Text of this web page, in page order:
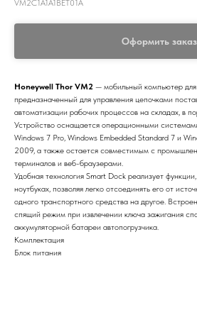
VM2C1A1A1BET01A
Оформить заказ
Honeywell Thor VM2 — мобильный компьютер
предназначенный для управления цепочками
автоматизации рабочих процессов на складах, в
Устройство оснащается операционными
Windows 7 Pro, Windows Embedded Standard 7 и
2009, а также остается совместимым с
терминалов и веб-браузерами.
Удобная технология Smart Dock реализует
ноутбуках, позволяя легко отсоединять его от
одного транспортного средства на другое.
спящий режим при извлечении ключа зажигания
аккумуляторной батареи автопогрузчика.
Комплектация
Блок питания